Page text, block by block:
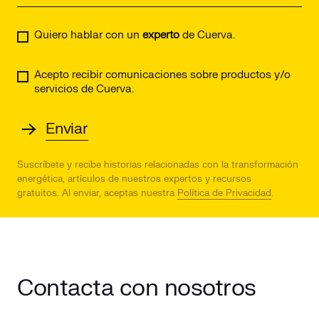
Quiero hablar con un experto de Cuerva.
Acepto recibir comunicaciones sobre productos y/o
servicios de Cuerva.
Suscríbete y recibe historias relacionadas con la transformación
energética, artículos de nuestros expertos y recursos
gratuitos. Al enviar, aceptas nuestra Política de Privacidad.
Contacta con nosotros